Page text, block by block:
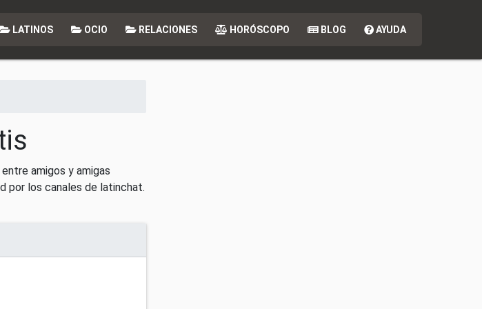
LATINOS OCIO RELACIONES HORÓSCOPO BLOG AYUDA
amigos y amigas
por los canales de latinchat.